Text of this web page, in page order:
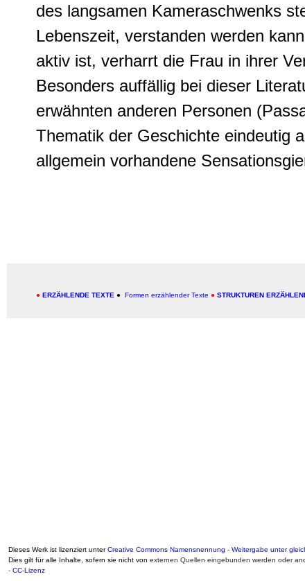
des langsamen Kameraschwenks
Lebenszeit, verstanden werden
aktiv ist, verharrt die Frau in ihrer
Besonders auffällig bei dieser
erwähnten anderen Personen
Thematik der Geschichte eindeutig
allgemein vorhandene
● ERZÄHLENDE TEXTE ● Formen erzählender Texte ● STRUKTUREN
Dieses Werk ist lizenziert unterCreative Commons Namensnennung - Weitergabe unter
Dies gilt für alle Inhalte, sofern sie nicht von externen Quellen eingebunden werden oder
- CC-Lizenz